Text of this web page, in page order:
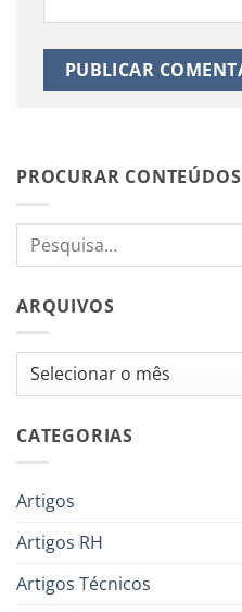
PROCURAR CONTEÚDOS
ARQUIVOS
Arquivos
CATEGORIAS
Artigos
Artigos RH
Artigos Técnicos